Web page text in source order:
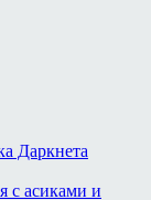
Даркнета
с асиками и